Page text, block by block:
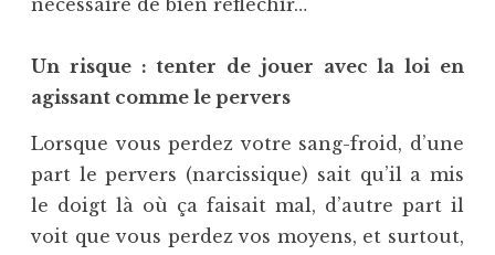
nécessaire de bien réfléchir…
Un risque : tenter de jouer avec la loi en
agissant comme le pervers
Lorsque vous perdez votre sang-froid, d’une
part le pervers (narcissique) sait qu’il a mis
le doigt là où ça faisait mal, d’autre part il
voit que vous perdez vos moyens, et surtout,